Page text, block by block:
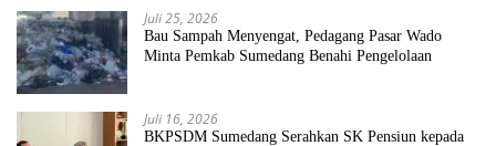
Juli 25, 2026
Bau Sampah Menyengat, Pedagang Pasar Wado
Minta Pemkab Sumedang Benahi Pengelolaan
Juli 16, 2026
BKPSDM Sumedang Serahkan SK Pensiun kepada